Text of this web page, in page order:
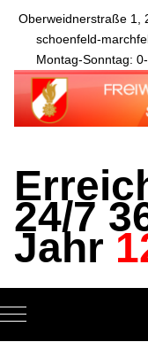
Oberweidnerstraße 1,
schoenfeld-
Montag-Sonntag:
24/7
Jahr
Mobile Menu Toggle